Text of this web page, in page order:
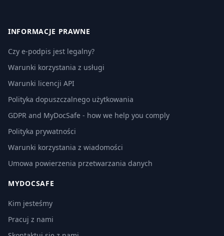
INFORMACJE PRAWNE
Czy e-podpis jest legalny?
Warunki korzystania z usługi
Warunki licencji API
Polityka dopuszczalnego użytkowania
GDPR and MyDocSafe - how we help you comply
Polityka prywatności
Warunki korzystania z wiadomości
Umowa powierzenia przetwarzania danych
MYDOCSAFE
Kim jesteśmy
Pracuj z nami